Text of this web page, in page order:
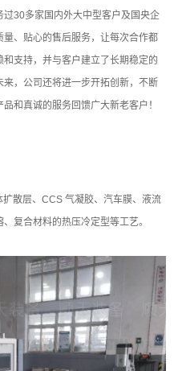
30多家国内外大中型客户及国央企
、贴心的售后服务，让每次合作都
支持，并与客户建立了长期稳定的
，公司还将进一步开拓创新，不断
和真诚的服务回馈广大新老客户！
散层、CCS 气凝胶、汽车膜、液流
复合材料的热压冷定型等工艺。